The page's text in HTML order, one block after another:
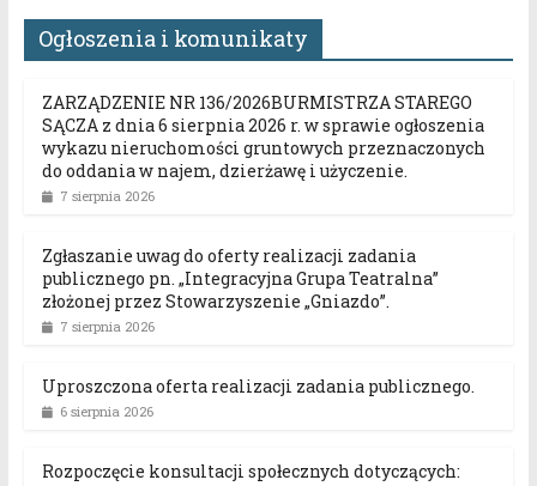
Ogłoszenia i komunikaty
ZARZĄDZENIE NR 136/2026BURMISTRZA STAREGO
SĄCZA z dnia 6 sierpnia 2026 r. w sprawie ogłoszenia
wykazu nieruchomości gruntowych przeznaczonych
do oddania w najem, dzierżawę i użyczenie.
7 sierpnia 2026
Zgłaszanie uwag do oferty realizacji zadania
publicznego pn. „Integracyjna Grupa Teatralna”
złożonej przez Stowarzyszenie „Gniazdo”.
7 sierpnia 2026
Uproszczona oferta realizacji zadania publicznego.
6 sierpnia 2026
Rozpoczęcie konsultacji społecznych dotyczących: